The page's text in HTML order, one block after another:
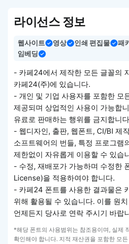
라이선스 정보
웹사이트 영상 인쇄 편집물 패
임베딩
- 카페24에서 제작한 모든 글꼴의
카페24(주)에 있습니다.
- 개인 및 기업 사용자를 포함한 모
제공되며 상업적인 사용이 가능합
유료로 판매하는 행위를 금지합니
- 웹디자인, 출판, 웹폰트, CI/BI 제
소프트웨어의 번들, 특정 프로그램
제한없이 자유롭게 이용할 수 있습
- 수정, 재배포가 가능하며 수정한
License)을 적용하여야 합니다.
- 카페24 폰트를 사용한 결과물은
위해 활용될 수 있습니다. 이를 원
언제든지 당사로 연락 주시기 바랍
*해당 폰트의 사용범위는 참조용이며, 실제
확인해야 합니다. 지적 재산권을 포함한 모